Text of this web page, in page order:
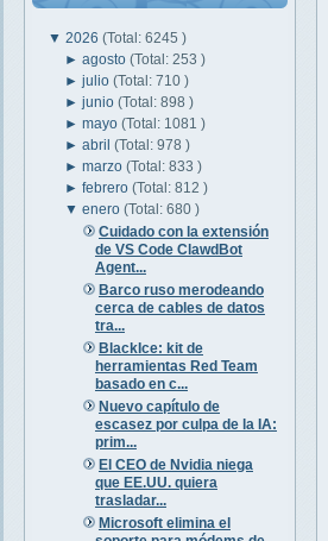
▼ 2026 (Total: 6245 )
►agosto(Total: 253 )
►julio(Total: 710 )
►junio(Total: 898 )
►mayo(Total: 1081 )
►abril(Total: 978 )
►marzo(Total: 833 )
►febrero(Total: 812 )
▼enero(Total: 680 )
Cuidado con la extensión
de VS Code ClawdBot
Agent...
Barco ruso merodeando
cerca de cables de datos
tra...
BlackIce: kit de
herramientas Red Team
basado en c...
Nuevo capítulo de
escasez por culpa de la IA:
prim...
El CEO de Nvidia niega
que EE.UU. quiera
trasladar...
Microsoft elimina el